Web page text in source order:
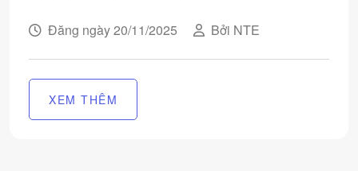
Đăng ngày 20/11/2025 Bởi NTE
XEM THÊM